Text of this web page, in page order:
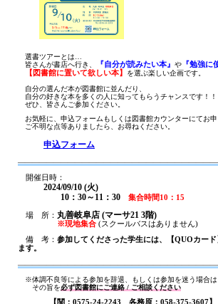
選書ツアーとは…
皆さんが書店へ行き、
『自分が読みたい本』 や『勉強に
【図書館に置いて欲しい本】 を選ぶ楽しい企画です。
自分の選んだ本が図書館に並んだり、
自分の好きな本を多くの人に知ってもらうチャンスです！！
ぜひ、皆さんご参加ください。
お気軽に、申込フォームもしくは図書館カウンターにてお申
ご不明な点等ありましたら、お尋ねください。
申込フォーム
開催日時：
2024/09/10 (火)
10：30～11：30
集合時間10：15
場 所： 丸善岐阜店 (マーサ21 3階)
※現地集合(スクールバスはありません)
備 考： 参加してくださった学生には、【QUOカー
ます。
※体調不良等による参加を辞退、もしくは参加を迷う場合は
その旨を必ず図書館にご連絡 / ご相談ください
【関：0575-24-2243 各務原：058-375-3607】